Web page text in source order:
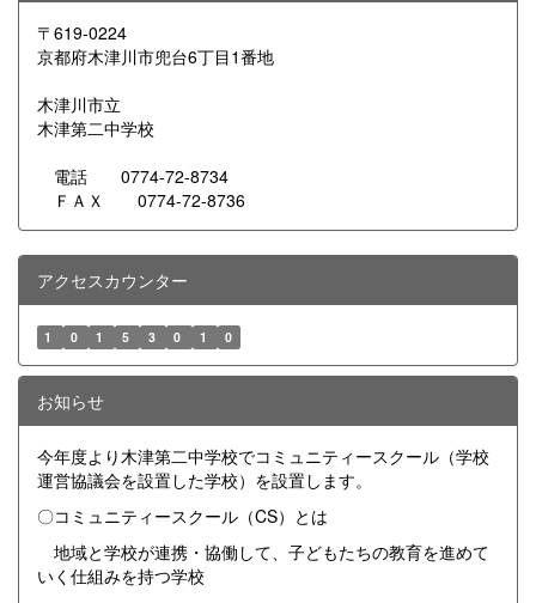
〒619-0224
京都府木津川市兜台6丁目1番地
木津川市立
木津第二中学校
電話 0774-72-8734
ＦＡＸ 0774-72-8736
アクセスカウンター
1 0 1 5 3 0 1 0
お知らせ
今年度より木津第二中学校でコミュニティースクール（学校
運営協議会を設置した学校）を設置します。
〇コミュニティースクール（CS）とは
地域と学校が連携・協働して、子どもたちの教育を進めて
いく仕組みを持つ学校